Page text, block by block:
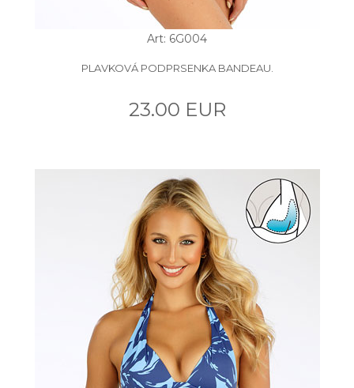
Art: 6G004
PLAVKOVÁ PODPRSENKA BANDEAU.
23.00 EUR